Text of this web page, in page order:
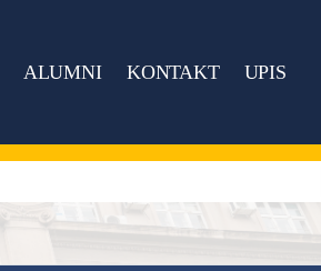
ALUMNI KONTAKT UPIS